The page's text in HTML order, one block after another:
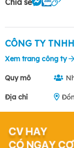
Chia sẻ
CÔNG TY
Xem trang công ty
Quy mô
Địa chỉ